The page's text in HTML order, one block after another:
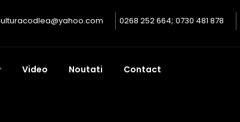
0268 252 664; 0730 481 878
Video Noutati Contact